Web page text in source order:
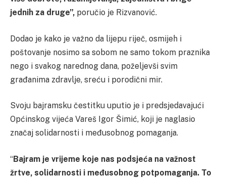
jednih za druge”, poručio je Rizvanović.
Dodao je kako je važno da lijepu riječ, osmijeh i
poštovanje nosimo sa sobom ne samo tokom praznika
nego i svakog narednog dana, poželjevši svim
građanima zdravlje, sreću i porodični mir.
Svoju bajramsku čestitku uputio je i predsjedavajući
Općinskog vijeća Vareš Igor Šimić, koji je naglasio
značaj solidarnosti i međusobnog pomaganja.
“Bajram je vrijeme koje nas podsjeća na važnost
žrtve, solidarnosti i međusobnog potpomaganja. To